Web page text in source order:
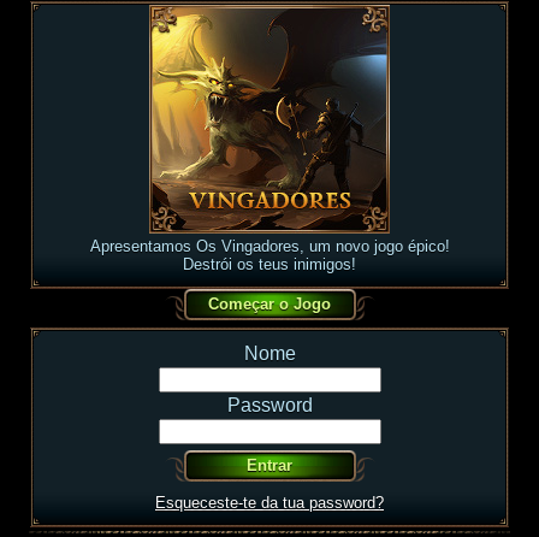
Apresentamos Os Vingadores, um novo jogo épico!
Destrói os teus inimigos!
Nome
Password
Esqueceste-te da tua password?